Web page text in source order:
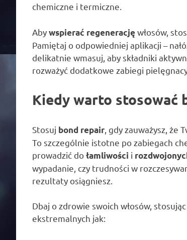
chemiczne i termiczne.
Abywspierać regeneracjęwłosów,
Pamiętaj o odpowiedniej aplikacji –
delikatnie wmasuj, aby składniki
rozważyć dodatkowe zabiegi
Kiedy warto stosować
Stosuj bond repair , gdy zauważysz, że
To szczególnie istotne po zabiegach
prowadzić dołamliwości i
wypadanie, czy trudności w
rezultaty osiągniesz.
Dbaj o zdrowie swoich włosów,
ekstremalnych jak: